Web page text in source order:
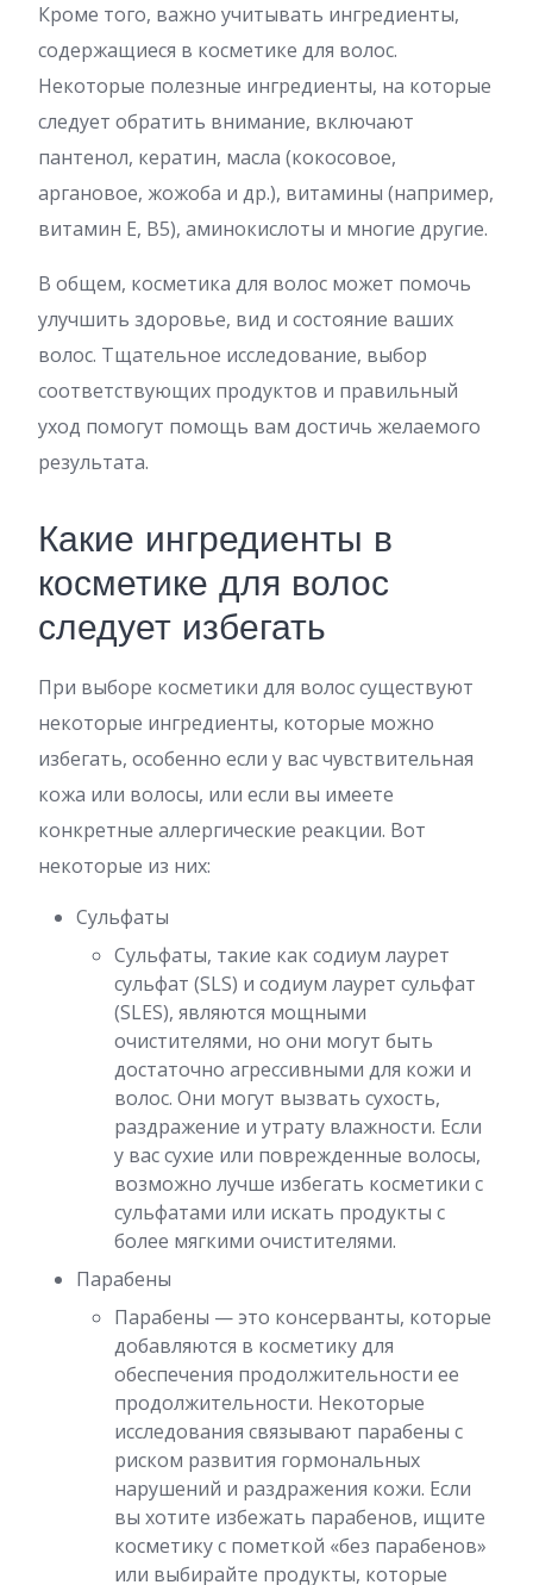
Кроме того, важно учитывать ингредиенты,
содержащиеся в косметике для волос.
Некоторые полезные ингредиенты, на которые
следует обратить внимание, включают
пантенол, кератин, масла (кокосовое,
аргановое, жожоба и др.), витамины (например,
витамин Е, В5), аминокислоты и многие другие.
В общем, косметика для волос может помочь
улучшить здоровье, вид и состояние ваших
волос. Тщательное исследование, выбор
соответствующих продуктов и правильный
уход помогут помощь вам достичь желаемого
результата.
Какие ингредиенты в
косметике для волос
следует избегать
При выборе косметики для волос существуют
некоторые ингредиенты, которые можно
избегать, особенно если у вас чувствительная
кожа или волосы, или если вы имеете
конкретные аллергические реакции. Вот
некоторые из них:
Сульфаты
Сульфаты, такие как содиум лаурет
сульфат (SLS) и содиум лаурет сульфат
(SLES), являются мощными
очистителями, но они могут быть
достаточно агрессивными для кожи и
волос. Они могут вызвать сухость,
раздражение и утрату влажности. Если
у вас сухие или поврежденные волосы,
возможно лучше избегать косметики с
сульфатами или искать продукты с
более мягкими очистителями.
Парабены
Парабены — это консерванты, которые
добавляются в косметику для
обеспечения продолжительности ее
продолжительности. Некоторые
исследования связывают парабены с
риском развития гормональных
нарушений и раздражения кожи. Если
вы хотите избежать парабенов, ищите
косметику с пометкой «без парабенов»
или выбирайте продукты, которые